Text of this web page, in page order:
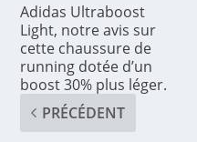
Adidas Ultraboost
Light, notre avis sur
cette chaussure de
running dotée d’un
boost 30% plus léger.
PRÉCÉDENT